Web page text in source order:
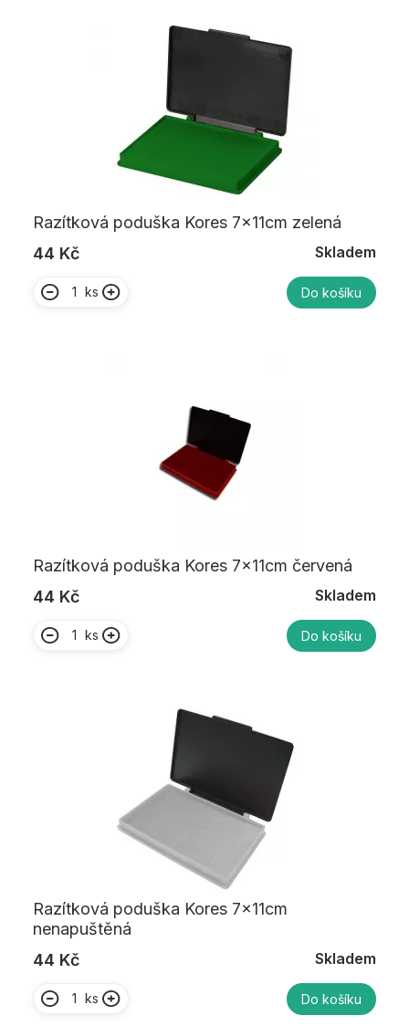
Razítková poduška Kores 7x11cm zelená
44 Kč
Skladem
ks Do košíku
Razítková poduška Kores 7x11cm červená
44 Kč
Skladem
ks Do košíku
Razítková poduška Kores 7x11cm
nenapuštěná
44 Kč
Skladem
ks Do košíku